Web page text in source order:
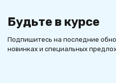
Будьте в курсе
Подпишитесь на последние
новинках и специальных